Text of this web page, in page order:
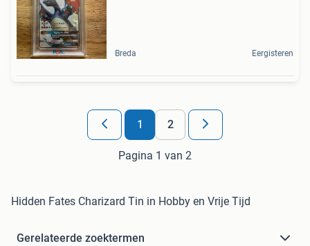
Breda Eergisteren
1 2
Pagina 1 van 2
Hidden Fates Charizard Tin in Hobby en Vrije Tijd
Gerelateerde zoektermen